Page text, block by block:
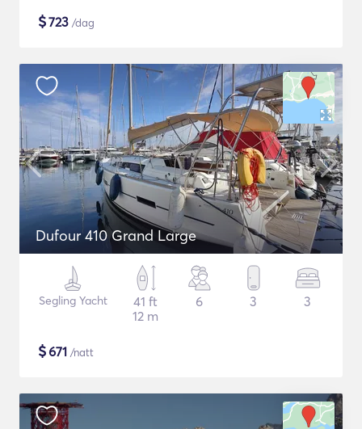
$723 /dag
Dufour 410 Grand Large
Segling Yacht
41 ft
12 m
6 3 3
$671 /natt